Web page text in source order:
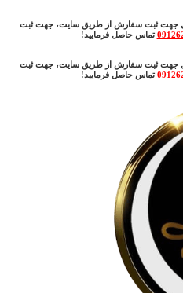
جهت ثبت سفارش از طریق سایت، جهت ثبت
تماس حاصل فرمایید!
جهت ثبت سفارش از طریق سایت، جهت ثبت
تماس حاصل فرمایید!